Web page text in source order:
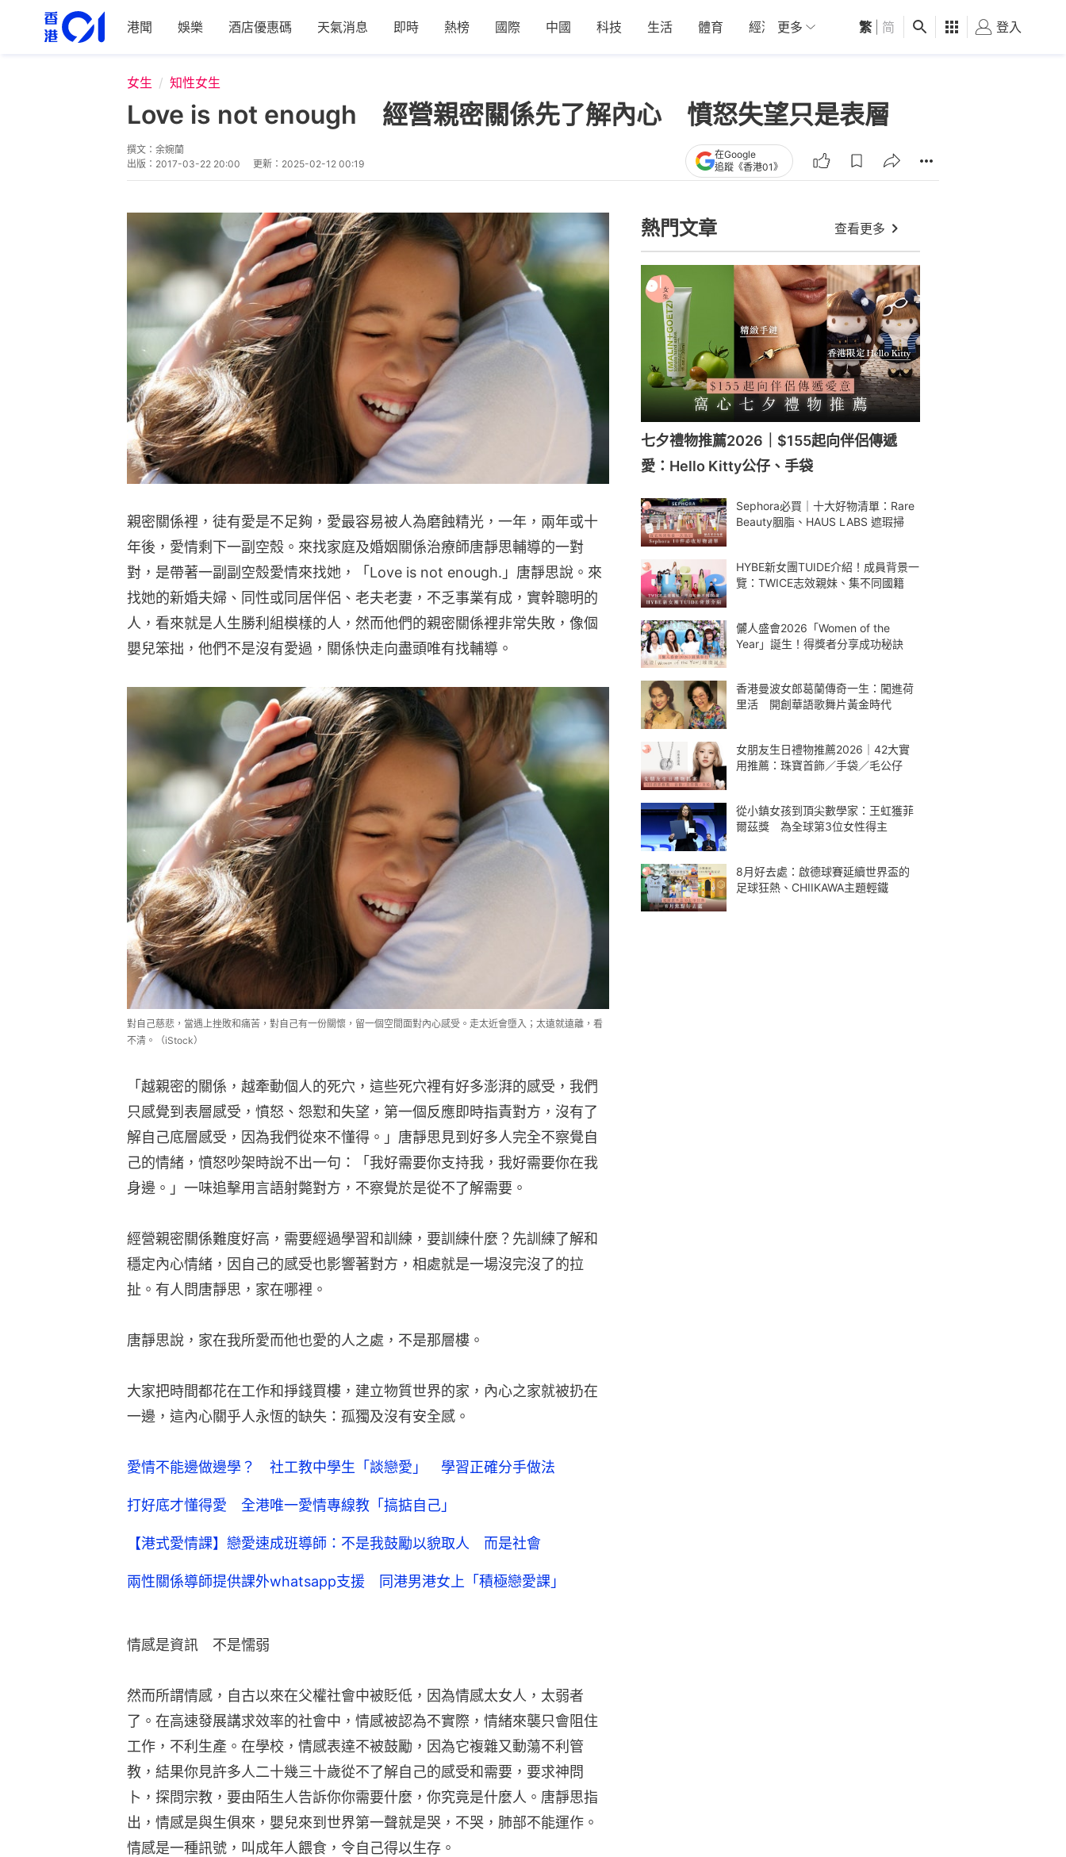
港聞 娛樂 酒店優惠碼 天氣消息 即時 熱榜 國際 中國 科技 生活 體育 經濟 01深圳 觀點 健康 好食玩飛
更多 繁 简 登入
女生 知性女生
Love is not enough 經營親密關係先了解內心 憤怒失望只是表層
撰文： 余婉蘭
出版： 2017-03-22 20:00 更新： 2025-02-12 00:19
在Google
追蹤《香港01》
親密關係裡，徒有愛是不足夠，愛最容易被人為磨蝕精光，一年，兩年或十
年後，愛情剩下一副空殼。來找家庭及婚姻關係治療師唐靜思輔導的一對
對，是帶著一副副空殼愛情來找她，「Love is not enough.」唐靜思說。來
找她的新婚夫婦、同性或同居伴侶、老夫老妻，不乏事業有成，實幹聰明的
人，看來就是人生勝利組模樣的人，然而他們的親密關係裡非常失敗，像個
嬰兒笨拙，他們不是沒有愛過，關係快走向盡頭唯有找輔導。
對自己慈悲，當遇上挫敗和痛苦，對自己有一份關懷，留一個空間面對內心感受。走太近會墮入；太遠就遠離，看
不清。（iStock）
「越親密的關係，越牽動個人的死穴，這些死穴裡有好多澎湃的感受，我們
只感覺到表層感受，憤怒、怨懟和失望，第一個反應即時指責對方，沒有了
解自己底層感受，因為我們從來不懂得。」唐靜思見到好多人完全不察覺自
己的情緒，憤怒吵架時說不出一句：「我好需要你支持我，我好需要你在我
身邊。」一味追擊用言語射斃對方，不察覺於是從不了解需要。
經營親密關係難度好高，需要經過學習和訓練，要訓練什麼？先訓練了解和
穩定內心情緒，因自己的感受也影響著對方，相處就是一場沒完沒了的拉
扯。有人問唐靜思，家在哪裡。
唐靜思說，家在我所愛而他也愛的人之處，不是那層樓。
大家把時間都花在工作和掙錢買樓，建立物質世界的家，內心之家就被扔在
一邊，這內心關乎人永恆的缺失：孤獨及沒有安全感。
愛情不能邊做邊學？ 社工教中學生「談戀愛」 學習正確分手做法
打好底才懂得愛 全港唯一愛情專線教「搞掂自己」
【港式愛情課】戀愛速成班導師：不是我鼓勵以貌取人 而是社會
兩性關係導師提供課外whatsapp支援 同港男港女上「積極戀愛課」
情感是資訊　不是懦弱
然而所謂情感，自古以來在父權社會中被貶低，因為情感太女人，太弱者
了。在高速發展講求效率的社會中，情感被認為不實際，情緒來襲只會阻住
工作，不利生產。在學校，情感表達不被鼓勵，因為它複雜又動蕩不利管
教，結果你見許多人二十幾三十歲從不了解自己的感受和需要，要求神問
卜，探問宗教，要由陌生人告訴你你需要什麼，你究竟是什麼人。唐靜思指
出，情感是與生俱來，嬰兒來到世界第一聲就是哭，不哭，肺部不能運作。
情感是一種訊號，叫成年人餵食，令自己得以生存。
熱門文章 查看更多
七夕禮物推薦2026｜$155起向伴侶傳遞
愛：Hello Kitty公仔、手袋
Sephora必買｜十大好物清單：Rare
Beauty胭脂、HAUS LABS 遮瑕掃
HYBE新女團TUIDE介紹！成員背景一
覽：TWICE志效親妹、集不同國籍
儷人盛會2026「Women of the
Year」誕生！得獎者分享成功秘訣
香港曼波女郎葛蘭傳奇一生：闖進荷
里活 開創華語歌舞片黃金時代
女朋友生日禮物推薦2026｜42大實
用推薦：珠寶首飾／手袋／毛公仔
從小鎮女孩到頂尖數學家：王虹獲菲
爾茲獎 為全球第3位女性得主
8月好去處：啟德球賽延續世界盃的
足球狂熱、CHIIKAWA主題輕鐵